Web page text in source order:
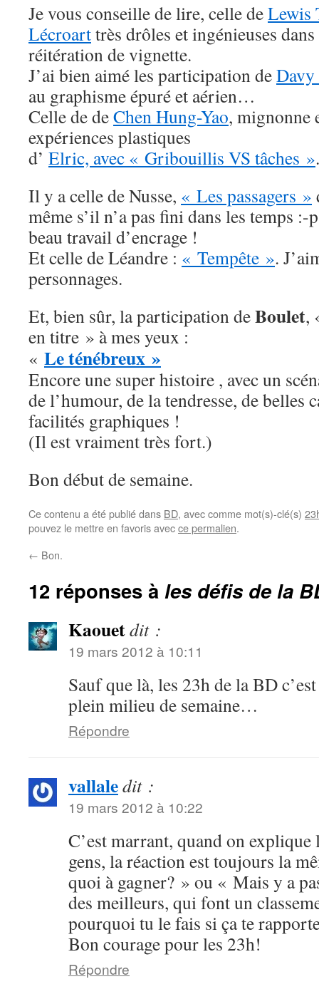
Je vous conseille de lire, celle deLewis
Lécroarttrès drôles et ingénieuses
réitération de vignette.
J’ai bien aimé les participation deDavy
au graphisme épuré et aérien…
Celle de deChen Hung-Yao, mignonne
expériences plastiques
d’ Elric, avec « Gribouillis VS tâches ».
Il y a celle de Nusse, « Les passagers »
même s’il n’a pas fini dans les temps
beau travail d’encrage !
Et celle de Léandre : « Tempête ».
personnages.
Et, bien sûr, la participation deBoulet,
en titre » à mes yeux :
« Le ténébreux »
Encore une super histoire , avec un
de l’humour, de la tendresse, de belles
facilités graphiques !
(Il est vraiment très fort.)
Bon début de semaine.
Ce contenu a été publié dans BD, avec comme mot(s)-clé(s)
pouvez le mettre en favoris avecce permalien.
← Bon.
12 réponses à les défis de la
Kaouetdit :
19 mars 2012 à 10:11
Sauf que là, les 23h de la BD
plein milieu de semaine…
Répondre
vallaledit :
19 mars 2012 à 10:22
C’est marrant, quand on explique
gens, la réaction est toujours la
quoi à gagner? » ou « Mais y a
des meilleurs, qui font un
pourquoi tu le fais si ça te
Bon courage pour les 23h!
Répondre